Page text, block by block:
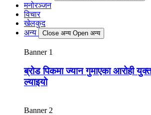
मनोरञ्जन
विचार
खेलकुद
अन्य
Close अन्य Open अन्य
Banner 1
ब्रोड पिकमा ज्यान गुमाएका आरोही
ल्याइयो
Banner 2